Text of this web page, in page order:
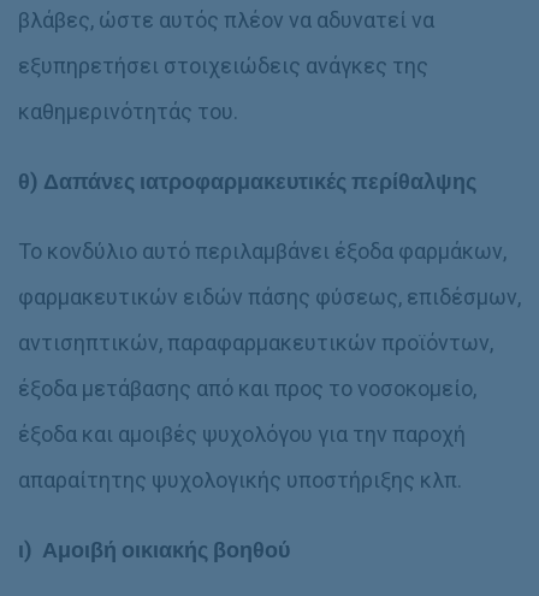
βλάβες, ώστε αυτός πλέον να αδυνατεί να
εξυπηρετήσει στοιχειώδεις ανάγκες της
καθημερινότητάς του.
θ) Δαπάνες ιατροφαρμακευτικές περίθαλψης
Το κονδύλιο αυτό περιλαμβάνει έξοδα φαρμάκων,
φαρμακευτικών ειδών πάσης φύσεως, επιδέσμων,
αντισηπτικών, παραφαρμακευτικών προϊόντων,
έξοδα μετάβασης από και προς το νοσοκομείο,
έξοδα και αμοιβές ψυχολόγου για την παροχή
απαραίτητης ψυχολογικής υποστήριξης κλπ.
ι) Αμοιβή οικιακής βοηθού